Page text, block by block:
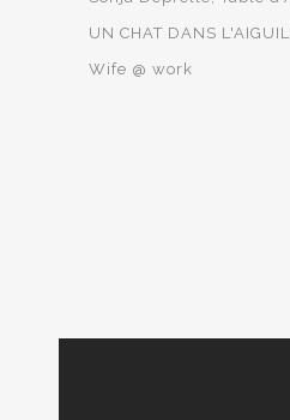
UN CHAT DANS
Wife @ work